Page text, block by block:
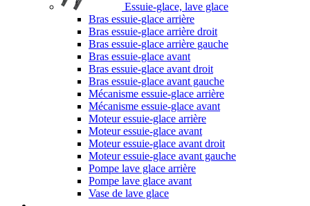
Essuie-glace, lave glace
Bras essuie-glace arrière
Bras essuie-glace arrière droit
Bras essuie-glace arrière gauche
Bras essuie-glace avant
Bras essuie-glace avant droit
Bras essuie-glace avant gauche
Mécanisme essuie-glace arrière
Mécanisme essuie-glace avant
Moteur essuie-glace arrière
Moteur essuie-glace avant
Moteur essuie-glace avant droit
Moteur essuie-glace avant gauche
Pompe lave glace arrière
Pompe lave glace avant
Vase de lave glace